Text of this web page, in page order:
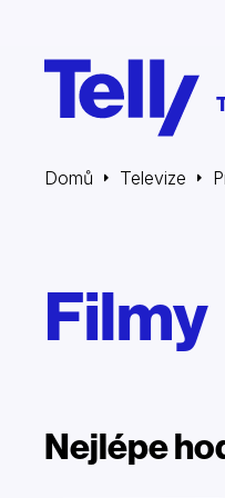
Domů Televize
Filmy
Nejlépe